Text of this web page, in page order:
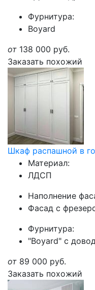
Фурнитура:
Boyard
от 138 000 руб.
Заказать похожий
Шкаф распашной в
Материал:
ЛДСП
Наполнение
Фасад с
Фурнитура:
"Boyard" с
от 89 000 руб.
Заказать похожий